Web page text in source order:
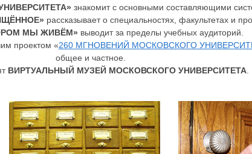
знакомит с основными составляющими
» рассказывает о специальностях, факультетах и
МЫ ЖИВЁМ» выводит за пределы учебных аудиторий.
проектом «260 МГНОВЕНИЙ МОСКОВСКОГО
общее и частное.
ВИРТУАЛЬНЫЙ МУЗЕЙ МОСКОВСКОГО УНИВЕРСИТЕТА